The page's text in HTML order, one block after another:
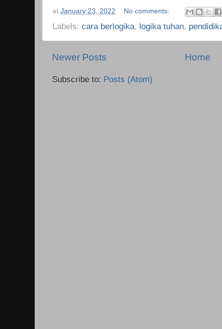
at January 23, 2022 No comments:
Labels: cara berlogika, logika tuhan,
Newer Posts Home
Subscribe to: Posts (Atom)